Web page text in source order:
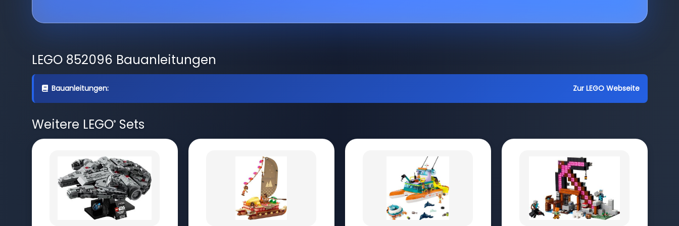
LEGO 852096 Bauanleitungen
Bauanleitungen: Zur LEGO Webseite
Weitere LEGO®Sets